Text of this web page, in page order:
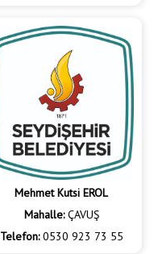
Mehmet Kutsi EROL
Mahalle:ÇAVUŞ
Telefon:0530 923 73 55